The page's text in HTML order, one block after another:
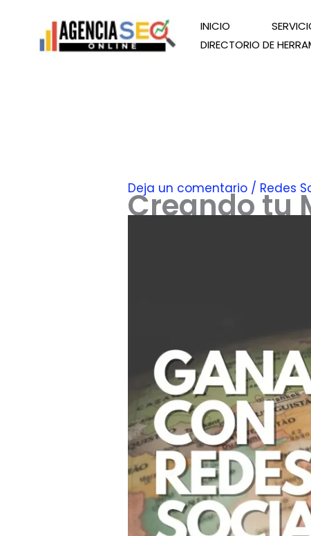
contenido
INICIO
DIRECTORIO DE
Deja un comentario / Redes
Creando tu